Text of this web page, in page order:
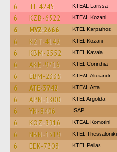
6 TI-4245 KTEAL Larissa
6 KZB-6322 KTEAL Kozani
6 MYZ-2666 ΚΤΕL Karpathos
6 KZT-4142 ΚΤΕL Kozani
6 KBM-2552 KTEL Kavala
6 AKE-9716 KTEL Corinthia
6 EBM-2335 KTEAL Alexandr.
6 ATE-3742 KTEAL Arta
6 APN-1800 KTEL Argolida
6 YN-8406 ISAP
6 KOZ-3916 KTEAL Komotini
6 NBN-1319 KTEL Thessaloniki
6 EEK-7303 KTEL Pellas